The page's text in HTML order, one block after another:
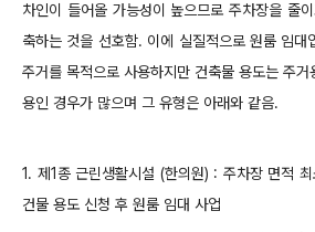
차인이 들어올 가능성이 높으므로 주차장을 줄
축하는 것을 선호함. 이에 실질적으로 원룸 임대
주거를 목적으로 사용하지만 건축물 용도는 주
용인 경우가 많으며 그 유형은 아래와 같음.
1. 제1종 근린생활시설 (한의원) : 주차장 면적
건물 용도 신청 후 원룸 임대 사업